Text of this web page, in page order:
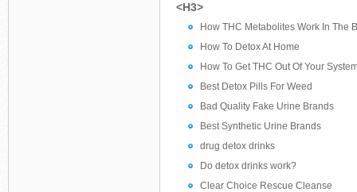
<H3>
How THC Metabolites Work In The
How To Detox At Home
How To Get THC Out Of Your
Best Detox Pills For Weed
Bad Quality Fake Urine Brands
Best Synthetic Urine Brands
drug detox drinks
Do detox drinks work?
Clear Choice Rescue Cleanse